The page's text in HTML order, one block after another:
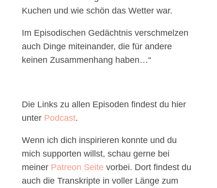
Kuchen und wie schön das Wetter war.
Im Episodischen Gedächtnis verschmelzen
auch Dinge miteinander, die für andere
keinen Zusammenhang haben…“
Die Links zu allen Episoden findest du hier
unter Podcast.
Wenn ich dich inspirieren konnte und du
mich supporten willst, schau gerne bei
meiner Patreon Seite vorbei. Dort findest du
auch die Transkripte in voller Länge zum